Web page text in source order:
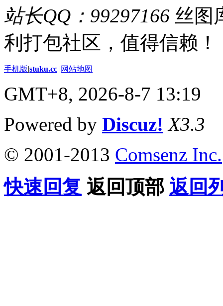
站长QQ：99297166 丝图
利打包社区，值得信赖！
手机版|stuku.cc |网站地图
GMT+8, 2026-8-7 13:19
Powered by Discuz! X3.3
© 2001-2013 Comsenz Inc.
快速回复 返回顶部 返回